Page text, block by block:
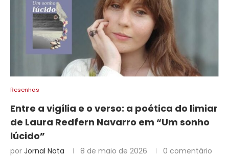
Resenhas
Entre a vigília e o verso: a poética do limiar
de Laura Redfern Navarro em “Um sonho
lúcido”
por Jornal Nota 8 de maio de 2026 0 comentário